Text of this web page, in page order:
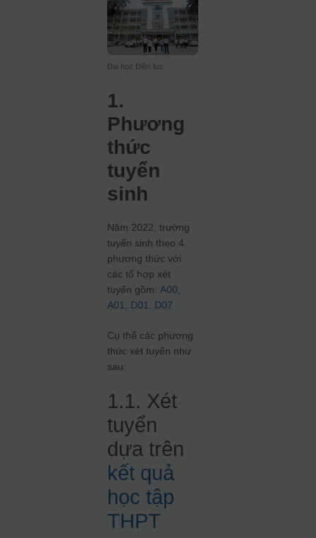
Đại học Điện lực
1.
Phương
thức
tuyển
sinh
Năm 2022, trường
tuyển sinh theo 4
phương thức với
các tổ hợp xét
tuyển gồm:A00
A01
, D01 , D07
Cụ thể các phương
thức xét tuyển như
sau:
1.1. Xét
tuyển
dựa trên
kết quả
học tập
THPT